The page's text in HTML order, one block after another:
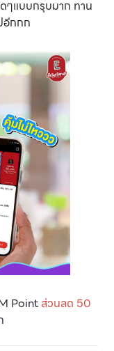
ๆแบบกรุบมาก ทาน
อีกกก
Point ส่วนลด 50